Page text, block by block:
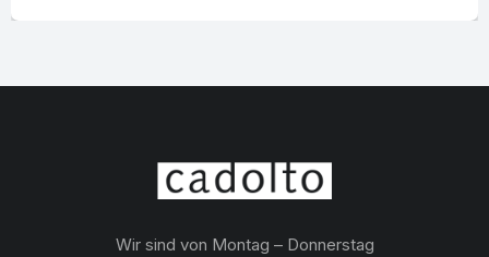
Wir sind von Montag – Donnerstag